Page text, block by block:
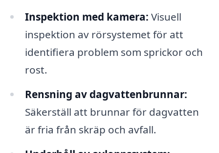
Inspektion med kamera: Visuell
inspektion av rörsystemet för att
identifiera problem som sprickor och
rost.
Rensning av dagvattenbrunnar:
Säkerställ att brunnar för dagvatten
är fria från skräp och avfall.